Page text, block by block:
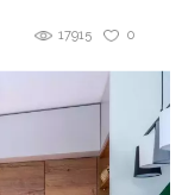
0
17915